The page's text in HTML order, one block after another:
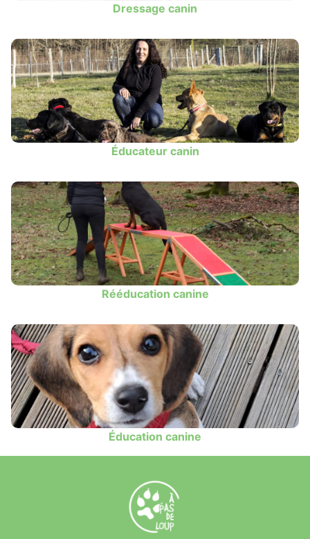
Dressage canin
Éducateur canin
Rééducation canine
Éducation canine